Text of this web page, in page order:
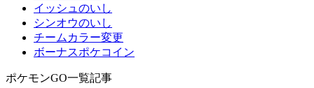
イッシュのいし
シンオウのいし
チームカラー変更
ボーナスポケコイン
ポケモンGO一覧記事